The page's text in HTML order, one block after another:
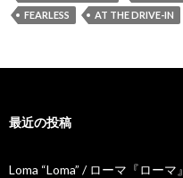
FEARLESS
AT THE DRIVE-IN
最近の投稿
Loma “Loma” / ローマ『ローマ』